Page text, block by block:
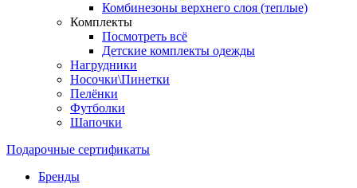
Комбинезоны верхнего слоя (теплые)
Комплекты
Посмотреть всё
Детские комплекты одежды
Нагрудники
Носочки\Пинетки
Пелёнки
Футболки
Шапочки
Подарочные сертификаты
Бренды